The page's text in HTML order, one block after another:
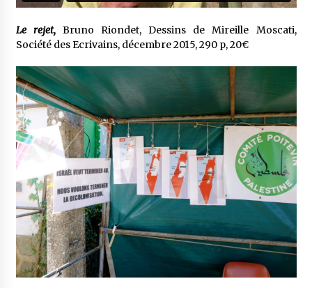
Le rejet,Bruno Riondet, Dessins de Mireille Moscati,
Société des Ecrivains, décembre 2015, 290 p, 20€